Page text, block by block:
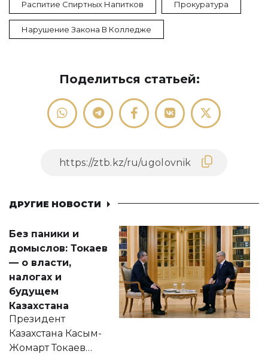
Распитие Спиртных Напитков Прокуратура
Нарушение Закона В Колледже
Поделиться статьей:
ДРУГИЕ НОВОСТИ
Без паники и
домыслов: Токаев
— о власти,
налогах и
будущем
Казахстана
Президент
Казахстана Касым-
Жомарт Токаев